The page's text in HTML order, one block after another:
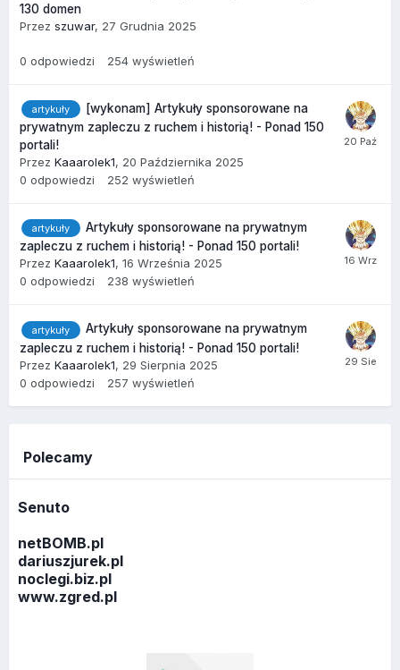
130 domen
Przez szuwar, 27 Grudnia 2025
0 odpowiedzi 254 wyświetleń
artykuły
[wykonam] Artykuły sponsorowane na
prywatnym zapleczu z ruchem i historią! - Ponad 150
portali!
Przez Kaaarolek1, 20 Października 2025
0 odpowiedzi 252 wyświetleń
artykuły
Artykuły sponsorowane na prywatnym
zapleczu z ruchem i historią! - Ponad 150 portali!
Przez Kaaarolek1, 16 Września 2025
0 odpowiedzi 238 wyświetleń
artykuły
Artykuły sponsorowane na prywatnym
zapleczu z ruchem i historią! - Ponad 150 portali!
Przez Kaaarolek1, 29 Sierpnia 2025
0 odpowiedzi 257 wyświetleń
Polecamy
Senuto
netBOMB.pl
dariuszjurek.pl
noclegi.biz.pl
www.zgred.pl